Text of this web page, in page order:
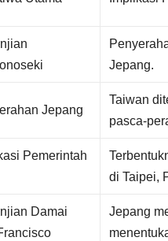
Jepang.
Jepang
Taiwan
pasca-
Pemerintah
di Taipei,
Damai
Jepang